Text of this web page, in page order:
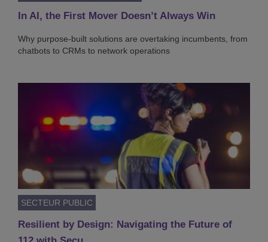
In AI, the First Mover Doesn’t Always Win
Why purpose-built solutions are overtaking incumbents, from
chatbots to CRMs to network operations
SECTEUR PUBLIC
Resilient by Design: Navigating the Future of